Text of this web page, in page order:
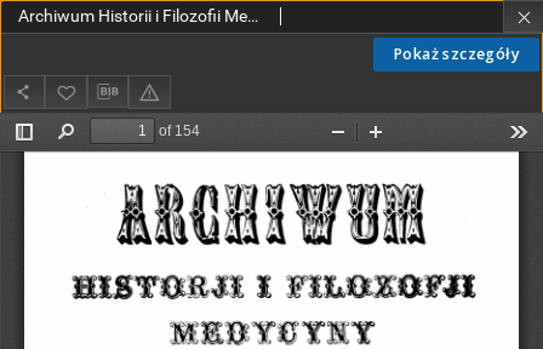
Pokaż szczegóły
Archiwum Historii i Filozofii Medycyny oraz Historii Nauk Przyrodniczych 1925 T.2 z.1